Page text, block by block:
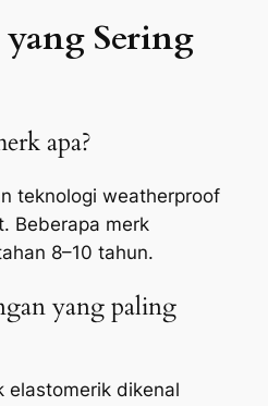
Sering
apa?
teknologi weatherproof
Beberapa merk
8–10 tahun.
yang paling
elastomerik dikenal